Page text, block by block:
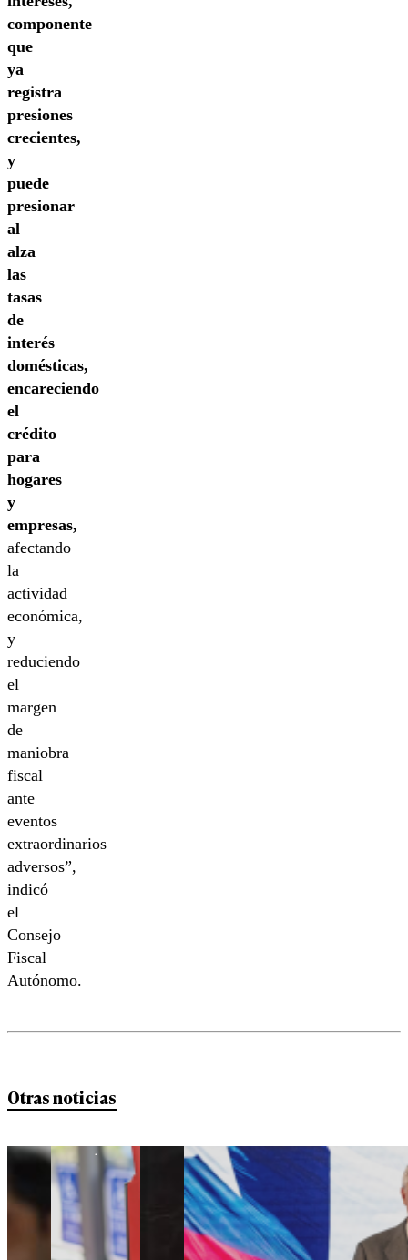
componente
que
ya
registra
presiones
crecientes,
y
puede
presionar
al
alza
las
tasas
de
interés
domésticas,
encareciendo
el
crédito
para
hogares
y
empresas,
afectando
la
actividad
económica,
y
reduciendo
el
margen
de
maniobra
fiscal
ante
eventos
extraordinarios
adversos”,
indicó
el
Consejo
Fiscal
Autónomo.
Otras noticias